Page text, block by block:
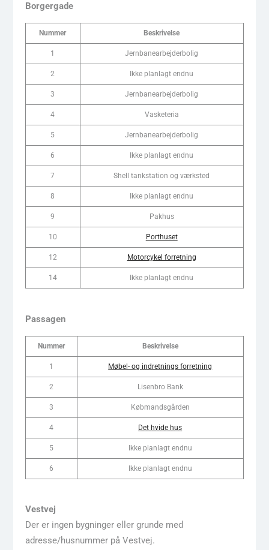
Borgergade
Nummer Beskrivelse
1 Jernbanearbejderbolig
2 Ikke planlagt endnu
3 Jernbanearbejderbolig
4 Vasketeria
5 Jernbanearbejderbolig
6 Ikke planlagt endnu
7 Shell tankstation og værksted
8 Ikke planlagt endnu
9 Pakhus
10 Porthuset
12 Motorcykel forretning
14 Ikke planlagt endnu
Passagen
Nummer Beskrivelse
1 Møbel- og indretnings forretning
2 Lisenbro Bank
3 Købmandsgården
4 Det hvide hus
5 Ikke planlagt endnu
6 Ikke planlagt endnu
Vestvej
Der er ingen bygninger eller grunde med
adresse/husnummer på Vestvej.